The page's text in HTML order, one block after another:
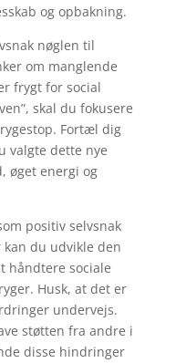
og opbakning.
nøglen til
om manglende
frygt for social
skal du fokusere
Fortæl dig
valgte dette nye
øget energi og
positiv selvsnak
du udvikle den
håndtere sociale
Husk, at det er
undervejs.
støtten fra andre i
disse hindringer